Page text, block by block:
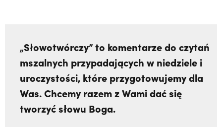
„Słowotwórczy” to komentarze do czytań
mszalnych przypadających w niedziele i
uroczystości, które przygotowujemy dla
Was. Chcemy razem z Wami dać się
tworzyć słowu Boga.